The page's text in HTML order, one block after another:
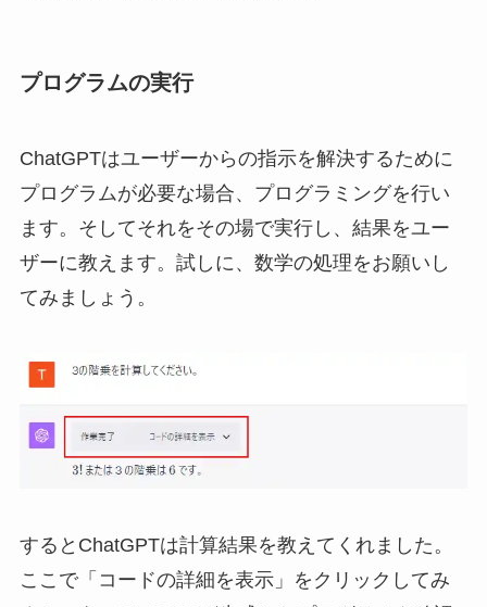
プログラムの実行
ChatGPTはユーザーからの指示を解決するために
プログラムが必要な場合、プログラミングを行い
ます。そしてそれをその場で実行し、結果をユー
ザーに教えます。試しに、数学の処理をお願いし
てみましょう。
するとChatGPTは計算結果を教えてくれました。
ここで「コードの詳細を表示」をクリックしてみ